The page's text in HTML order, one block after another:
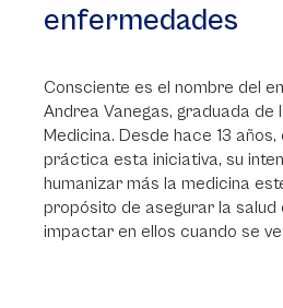
enfermedades
Consciente es el nombre del
Andrea Vanegas, graduada de
Medicina. Desde hace 13
práctica esta iniciativa, su
humanizar más la medicina
propósito de asegurar la salud
impactar en ellos cuando se